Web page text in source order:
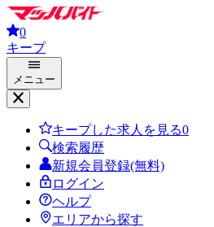
0
キープ
メニュー
キープした求人を見る0
検索履歴
新規会員登録(無料)
ログイン
ヘルプ
エリアから探す